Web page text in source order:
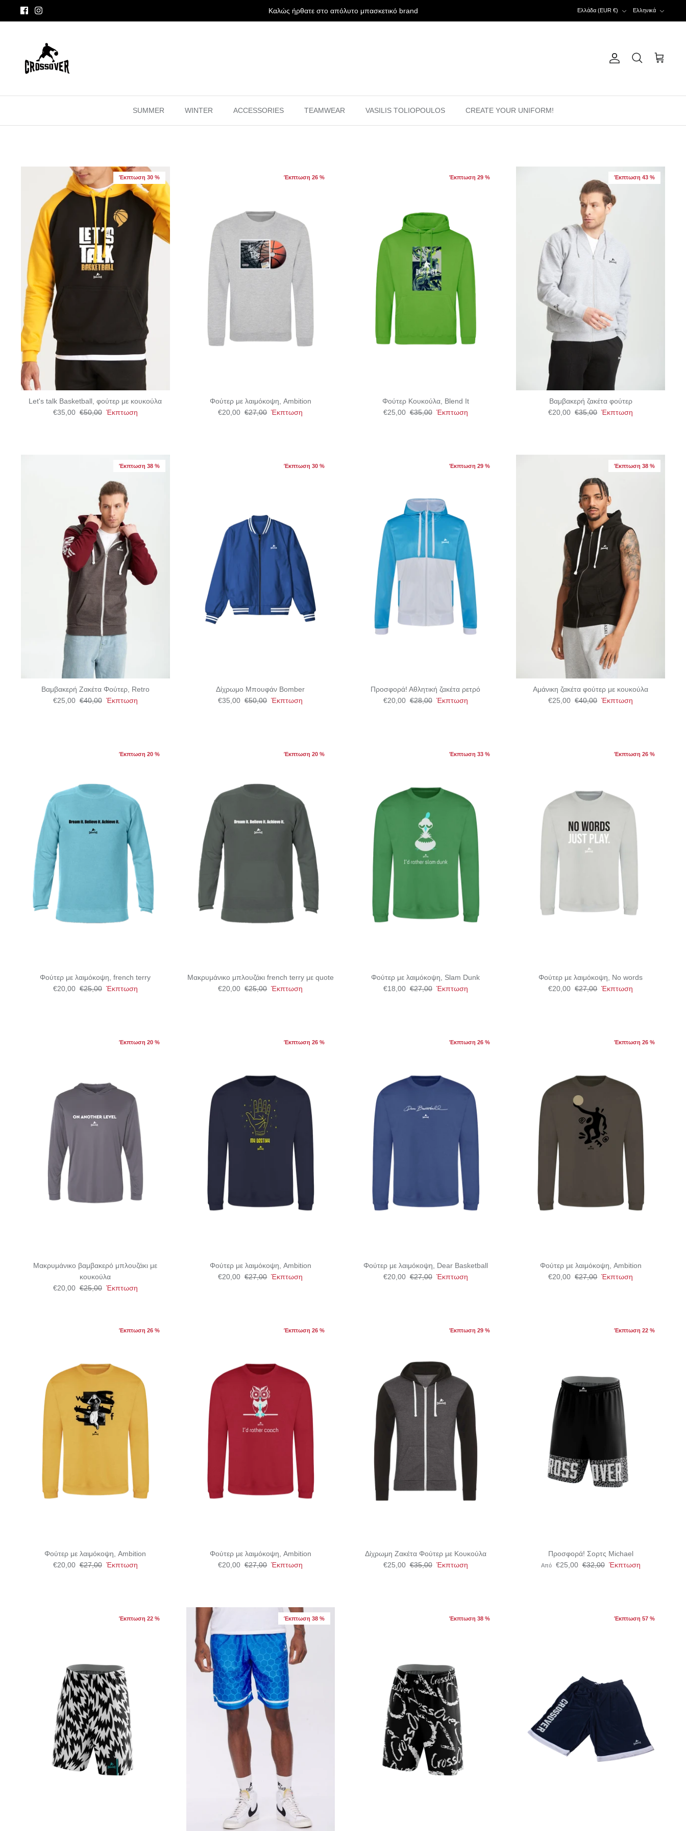
Μετάβαση
Καλώς ήρθατε στο απόλυτο μπασκετικό brand Ελλάδα (EUR €) Ελληνικά
λογαριασμός
ΑναζήτησηΚαλάθι
SUMMER WINTER ACCESSORIES TEAMWEAR VASILIS TOLIOPOULOS CREATE YOUR UNIFORM!
Έκπτωση 30 %
Let's talk Basketball, φούτερ με κουκούλα
€35,00 €50,00 Έκπτωση
Έκπτωση 26 %
Φούτερ με λαιμόκοψη, Ambition
€20,00 €27,00 Έκπτωση
Έκπτωση 29 %
Φούτερ Κουκούλα, Blend It
€25,00 €35,00 Έκπτωση
Έκπτωση 43 %
Βαμβακερή ζακέτα φούτερ
€20,00 €35,00 Έκπτωση
Έκπτωση 38 %
Βαμβακερή Ζακέτα Φούτερ, Retro
€25,00 €40,00 Έκπτωση
Έκπτωση 30 %
Δίχρωμο Μπουφάν Bomber
€35,00 €50,00 Έκπτωση
Έκπτωση 29 %
Προσφορά! Αθλητική ζακέτα ρετρό
€20,00 €28,00 Έκπτωση
Έκπτωση 38 %
Αμάνικη ζακέτα φούτερ με κουκούλα
€25,00 €40,00 Έκπτωση
Έκπτωση 20 %
Φούτερ με λαιμόκοψη, french terry
€20,00 €25,00 Έκπτωση
Έκπτωση 20 %
Μακρυμάνικο μπλουζάκι french terry με quote
€20,00 €25,00 Έκπτωση
Έκπτωση 33 %
Φούτερ με λαιμόκοψη, Slam Dunk
€18,00 €27,00 Έκπτωση
Έκπτωση 26 %
Φούτερ με λαιμόκοψη, No words
€20,00 €27,00 Έκπτωση
Έκπτωση 20 %
Μακρυμάνικο βαμβακερό μπλουζάκι με
κουκούλα
€20,00 €25,00 Έκπτωση
Έκπτωση 26 %
Φούτερ με λαιμόκοψη, Ambition
€20,00 €27,00 Έκπτωση
Έκπτωση 26 %
Φούτερ με λαιμόκοψη, Dear Basketball
€20,00 €27,00 Έκπτωση
Έκπτωση 26 %
Φούτερ με λαιμόκοψη, Ambition
€20,00 €27,00 Έκπτωση
Έκπτωση 26 %
Φούτερ με λαιμόκοψη, Ambition
€20,00 €27,00 Έκπτωση
Έκπτωση 26 %
Φούτερ με λαιμόκοψη, Ambition
€20,00 €27,00 Έκπτωση
Έκπτωση 29 %
Δίχρωμη Ζακέτα Φούτερ με Κουκούλα
€25,00 €35,00 Έκπτωση
Έκπτωση 22 %
Προσφορά! Σορτς Michael
Από €25,00 €32,00 Έκπτωση
Έκπτωση 22 % Έκπτωση 38 % Έκπτωση 38 % Έκπτωση 57 %